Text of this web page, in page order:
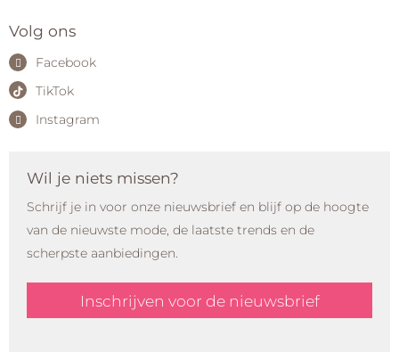
Volg ons
Facebook
TikTok
Instagram
Wil je niets missen?
Schrijf je in voor onze nieuwsbrief en blijf op de hoogte
van de nieuwste mode, de laatste trends en de
scherpste aanbiedingen.
Inschrijven voor de nieuwsbrief